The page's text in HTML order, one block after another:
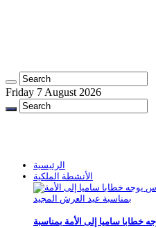
Friday 7 August 2026
الرئيسية
الأنشطة الملكية
ساميا إلى الأمة بمناسبة